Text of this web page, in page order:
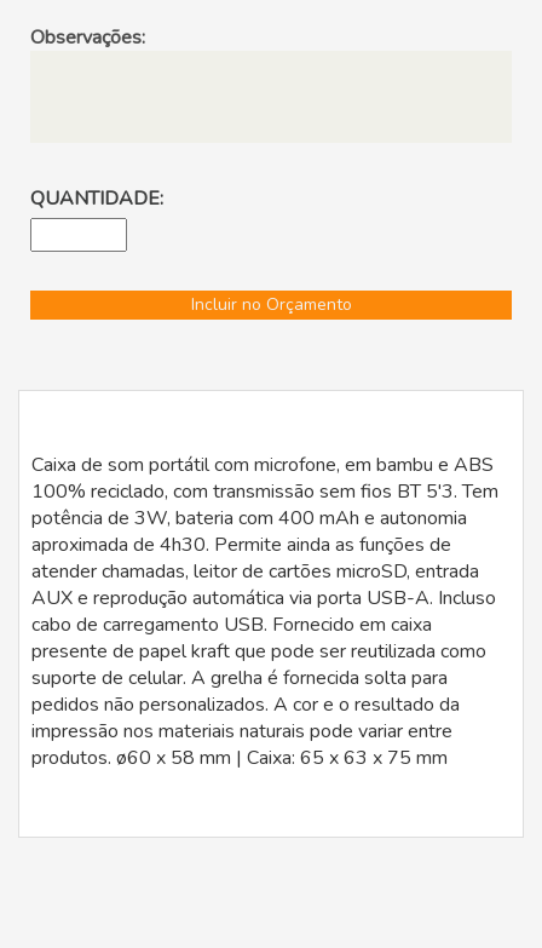
Observações:
QUANTIDADE:
Incluir no Orçamento
Caixa de som portátil com microfone, em bambu e ABS
100% reciclado, com transmissão sem fios BT 5'3. Tem
potência de 3W, bateria com 400 mAh e autonomia
aproximada de 4h30. Permite ainda as funções de
atender chamadas, leitor de cartões microSD, entrada
AUX e reprodução automática via porta USB-A. Incluso
cabo de carregamento USB. Fornecido em caixa
presente de papel kraft que pode ser reutilizada como
suporte de celular. A grelha é fornecida solta para
pedidos não personalizados. A cor e o resultado da
impressão nos materiais naturais pode variar entre
produtos. ø60 x 58 mm | Caixa: 65 x 63 x 75 mm